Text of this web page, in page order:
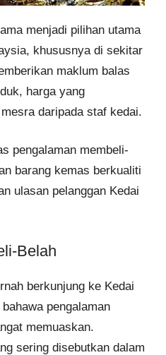
menjadi pilihan utama
khususnya di sekitar
maklum balas
harga yang
daripada staf kedai.
pengalaman membeli-
barang kemas berkualiti
ulasan pelanggan Kedai
Belah
berkunjung ke Kedai
pengalaman
memuaskan.
sering disebutkan dalam